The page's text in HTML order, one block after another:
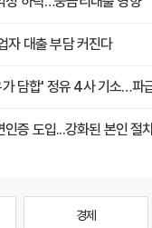
자 대출 부담 커진다
가 담합' 정유 4사 기소…파
증 도입...강화된 본인 절
경제